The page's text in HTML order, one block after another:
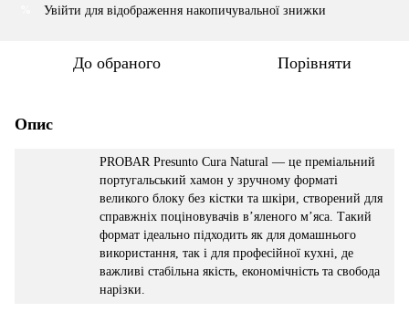
Увійти для відображення накопичувальної знижки
До обраного Порівняти
Опис
PROBAR Presunto Cura Natural — це преміальний
португальський хамон у зручному форматі
великого блоку без кістки та шкіри, створений для
справжніх поціновувачів в’яленого м’яса. Такий
формат ідеально підходить як для домашнього
використання, так і для професійної кухні, де
важливі стабільна якість, економічність та свобода
нарізки.